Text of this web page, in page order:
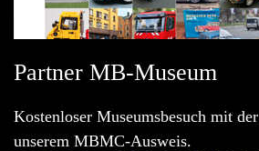
Partner MB-Museum
Kostenloser Museumsbesuch mit der
unserem MBMC-Ausweis.